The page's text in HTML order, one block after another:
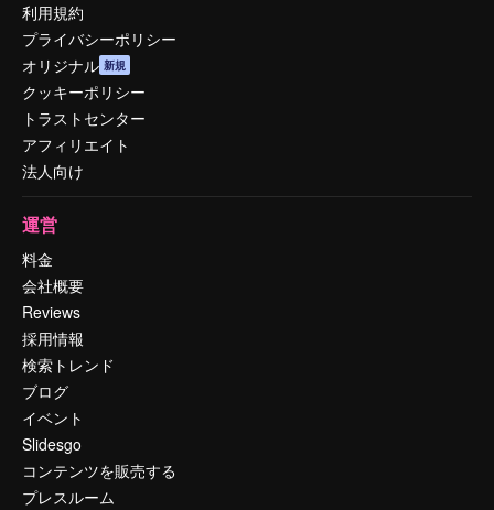
利用規約
プライバシーポリシー
オリジナル 新規
クッキーポリシー
トラストセンター
アフィリエイト
法人向け
運営
料金
会社概要
Reviews
採用情報
検索トレンド
ブログ
イベント
Slidesgo
コンテンツを販売する
プレスルーム